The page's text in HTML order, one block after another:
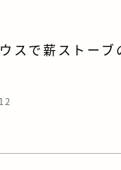
スで薪ストーブ